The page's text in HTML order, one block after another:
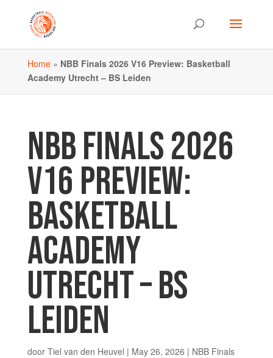
Home» NBB Finals 2026 V16 Preview: Basketball
Academy Utrecht – BS Leiden
NBB FINALS 2026
V16 PREVIEW:
BASKETBALL
ACADEMY
UTRECHT – BS
LEIDEN
door Tiel van den Heuvel | May 26, 2026 | NBB Finals